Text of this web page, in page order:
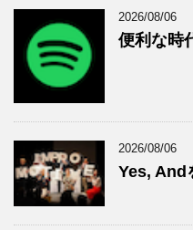
2026/08/06
便利な時
2026/08/06
Yes, And